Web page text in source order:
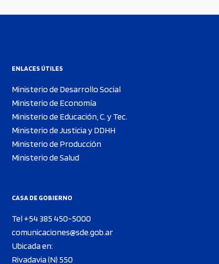
ENLACES ÚTILES
Ministerio de Desarrollo Social
Ministerio de Economía
Ministerio de Educación, C. y Tec.
Ministerio de Justicia y DDHH
Ministerio de Producción
Ministerio de Salud
CASA DE GOBIERNO
Tel +54 385 450-5000
comunicaciones@sde.gob.ar
Ubicada en:
Rivadavia (N) 550